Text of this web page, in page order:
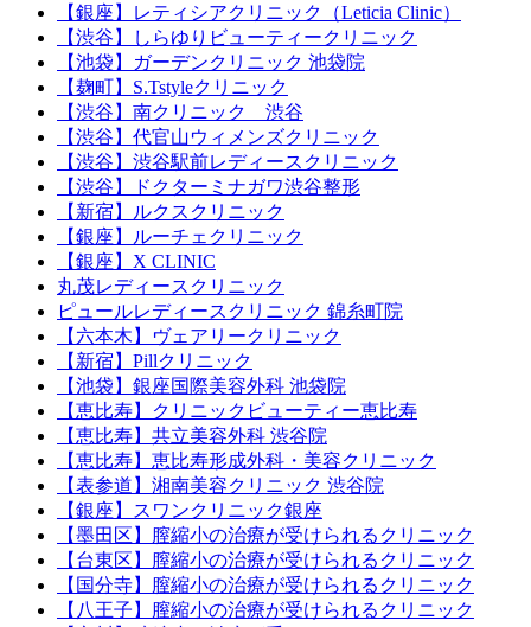
【銀座】レティシアクリニック（Leticia Clinic）
【渋谷】しらゆりビューティークリニック
【池袋】ガーデンクリニック 池袋院
【麹町】S.Tstyleクリニック
【渋谷】南クリニック 渋谷
【渋谷】代官山ウィメンズクリニック
【渋谷】渋谷駅前レディースクリニック
【渋谷】ドクターミナガワ渋谷整形
【新宿】ルクスクリニック
【銀座】ルーチェクリニック
【銀座】X CLINIC
丸茂レディースクリニック
ピュールレディースクリニック 錦糸町院
【六本木】ヴェアリークリニック
【新宿】Pillクリニック
【池袋】銀座国際美容外科 池袋院
【恵比寿】クリニックビューティー恵比寿
【恵比寿】共立美容外科 渋谷院
【恵比寿】恵比寿形成外科・美容クリニック
【表参道】湘南美容クリニック 渋谷院
【銀座】スワンクリニック銀座
【墨田区】膣縮小の治療が受けられるクリニック
【台東区】膣縮小の治療が受けられるクリニック
【国分寺】膣縮小の治療が受けられるクリニック
【八王子】膣縮小の治療が受けられるクリニック